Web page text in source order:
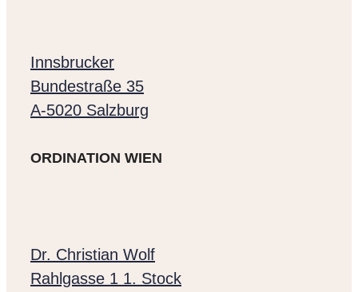
Innsbrucker
Bundestraße 35
A-5020 Salzburg
ORDINATION WIEN
Dr. Christian Wolf
Rahlgasse 1 1. Stock